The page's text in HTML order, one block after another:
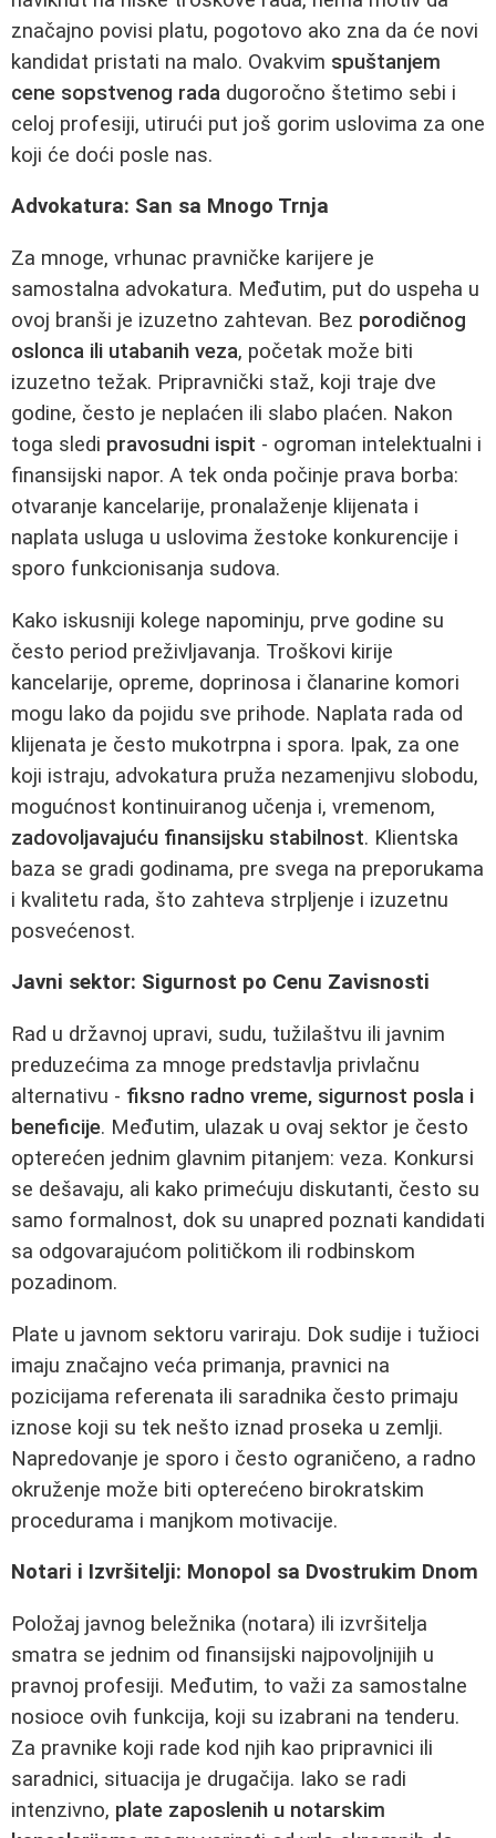
značajno povisi platu, pogotovo ako zna da će novi
kandidat pristati na malo. Ovakvim spuštanjem
cene sopstvenog rada dugoročno štetimo sebi i
celoj profesiji, utirući put još gorim uslovima za one
koji će doći posle nas.
Advokatura: San sa Mnogo Trnja
Za mnoge, vrhunac pravničke karijere je
samostalna advokatura. Međutim, put do uspeha u
ovoj branši je izuzetno zahtevan. Bez porodičnog
oslonca ili utabanih veza, početak može biti
izuzetno težak. Pripravnički staž, koji traje dve
godine, često je neplaćen ili slabo plaćen. Nakon
toga sledi pravosudni ispit - ogroman intelektualni i
finansijski napor. A tek onda počinje prava borba:
otvaranje kancelarije, pronalaženje klijenata i
naplata usluga u uslovima žestoke konkurencije i
sporo funkcionisanja sudova.
Kako iskusniji kolege napominju, prve godine su
često period preživljavanja. Troškovi kirije
kancelarije, opreme, doprinosa i članarine komori
mogu lako da pojidu sve prihode. Naplata rada od
klijenata je često mukotrpna i spora. Ipak, za one
koji istraju, advokatura pruža nezamenjivu slobodu,
mogućnost kontinuiranog učenja i, vremenom,
zadovoljavajuću finansijsku stabilnost. Klientska
baza se gradi godinama, pre svega na preporukama
i kvalitetu rada, što zahteva strpljenje i izuzetnu
posvećenost.
Javni sektor: Sigurnost po Cenu Zavisnosti
Rad u državnoj upravi, sudu, tužilaštvu ili javnim
preduzećima za mnoge predstavlja privlačnu
alternativu - fiksno radno vreme, sigurnost posla i
beneficije. Međutim, ulazak u ovaj sektor je često
opterećen jednim glavnim pitanjem: veza. Konkursi
se dešavaju, ali kako primećuju diskutanti, često su
samo formalnost, dok su unapred poznati kandidati
sa odgovarajućom političkom ili rodbinskom
pozadinom.
Plate u javnom sektoru variraju. Dok sudije i tužioci
imaju značajno veća primanja, pravnici na
pozicijama referenata ili saradnika često primaju
iznose koji su tek nešto iznad proseka u zemlji.
Napredovanje je sporo i često ograničeno, a radno
okruženje može biti opterećeno birokratskim
procedurama i manjkom motivacije.
Notari i Izvršitelji: Monopol sa Dvostrukim Dnom
Položaj javnog beležnika (notara) ili izvršitelja
smatra se jednim od finansijski najpovoljnijih u
pravnoj profesiji. Međutim, to važi za samostalne
nosioce ovih funkcija, koji su izabrani na tenderu.
Za pravnike koji rade kod njih kao pripravnici ili
saradnici, situacija je drugačija. Iako se radi
intenzivno, plate zaposlenih u notarskim